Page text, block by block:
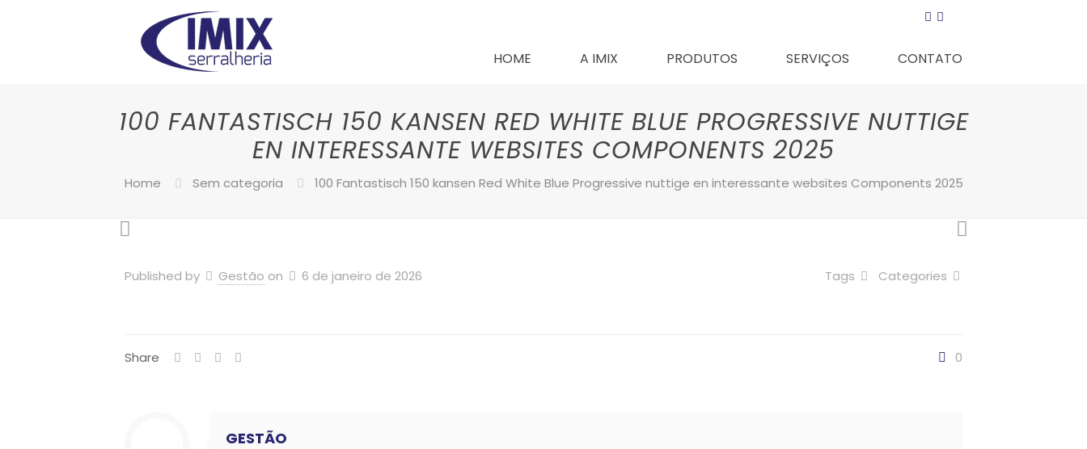
HOME A IMIX PRODUTOS SERVIÇOS CONTATO
100 FANTASTISCH 150 KANSEN RED WHITE BLUE PROGRESSIVE NUTTIGE
EN INTERESSANTE WEBSITES COMPONENTS 2025
Home Sem categoria 100 Fantastisch 150 kansen Red White Blue Progressive nuttige en interessante websites Components 2025
Published by Gestão on 6 de janeiro de 2026 Categories
Tags
Share 0
GESTÃO